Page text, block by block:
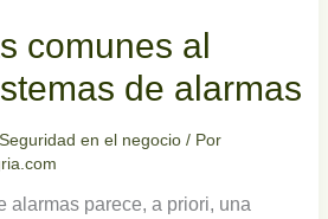
comunes al
de alarmas
Seguridad en el negocio/ Por
alarmas parece, a priori, una